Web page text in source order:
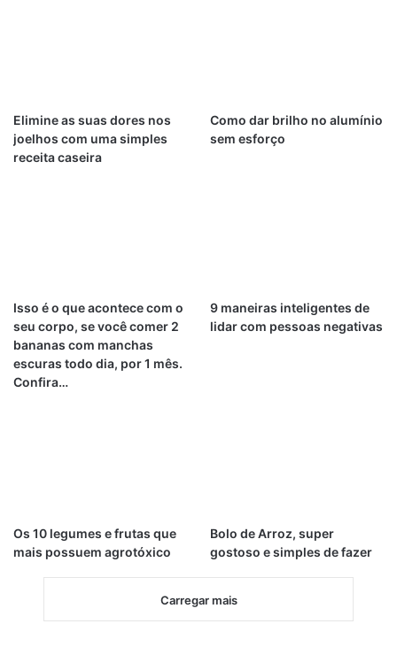
Elimine as suas dores nos
joelhos com uma simples
receita caseira
Como dar brilho no alumínio
sem esforço
Isso é o que acontece com o
seu corpo, se você comer 2
bananas com manchas
escuras todo dia, por 1 mês.
Confira…
9 maneiras inteligentes de
lidar com pessoas negativas
Os 10 legumes e frutas que
mais possuem agrotóxico
Bolo de Arroz, super
gostoso e simples de fazer
Carregar mais